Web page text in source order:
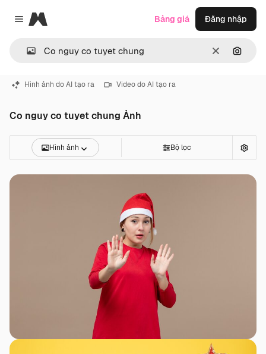
Close menu
Magnific
ThôngTìm
Bảng giá Đăng nhập
Hình ảnh do AI tạo ra Video do AI tạo ra
Co nguy co tuyet chung Ảnh
Hình ảnh Bộ lọc